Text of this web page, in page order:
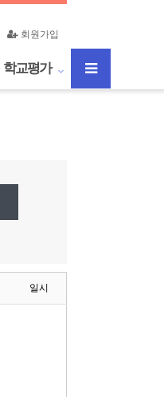
회원가입
학교평가
일시